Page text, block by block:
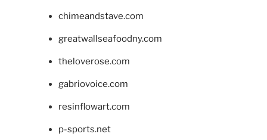
chimeandstave.com
greatwallseafoodny.com
theloverose.com
gabriovoice.com
resinflowart.com
p-sports.net